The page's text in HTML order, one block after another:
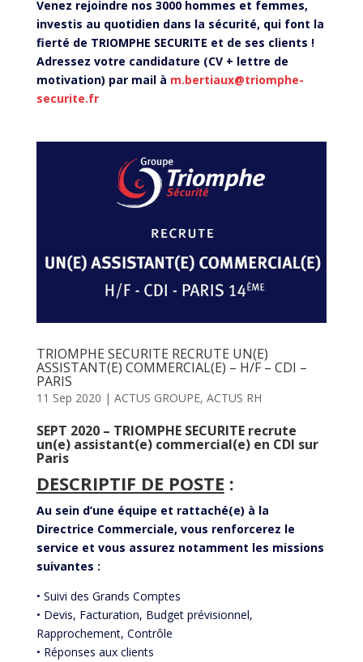
Venez rejoindre nos 3000 hommes et femmes,
investis au quotidien dans la sécurité, qui font la
fierté de TRIOMPHE SECURITE et de ses clients !
Adressez votre candidature (CV + lettre de
motivation) par mail à m.bertiaux@triomphe-
securite.fr
TRIOMPHE SECURITE RECRUTE UN(E)
ASSISTANT(E) COMMERCIAL(E) – H/F – CDI –
PARIS
11 Sep 2020 | ACTUS GROUPE, ACTUS RH
SEPT 2020 – TRIOMPHE SECURITE recrute
un(e) assistant(e) commercial(e) en CDI sur
Paris
DESCRIPTIF DE POSTE :
Au sein d’une équipe et rattaché(e) à la
Directrice Commerciale, vous renforcerez le
service et vous assurez notamment les missions
suivantes :
• Suivi des Grands Comptes
• Devis, Facturation, Budget prévisionnel,
Rapprochement, Contrôle
• Réponses aux clients